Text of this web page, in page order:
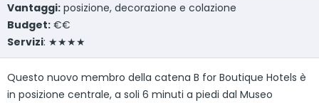
Vantaggi: posizione, decorazione e colazione
Budget: €€
Servizi: ★★★★
Questo nuovo membro della catena B for Boutique Hotels è
in posizione centrale, a soli 6 minuti a piedi dal Museo